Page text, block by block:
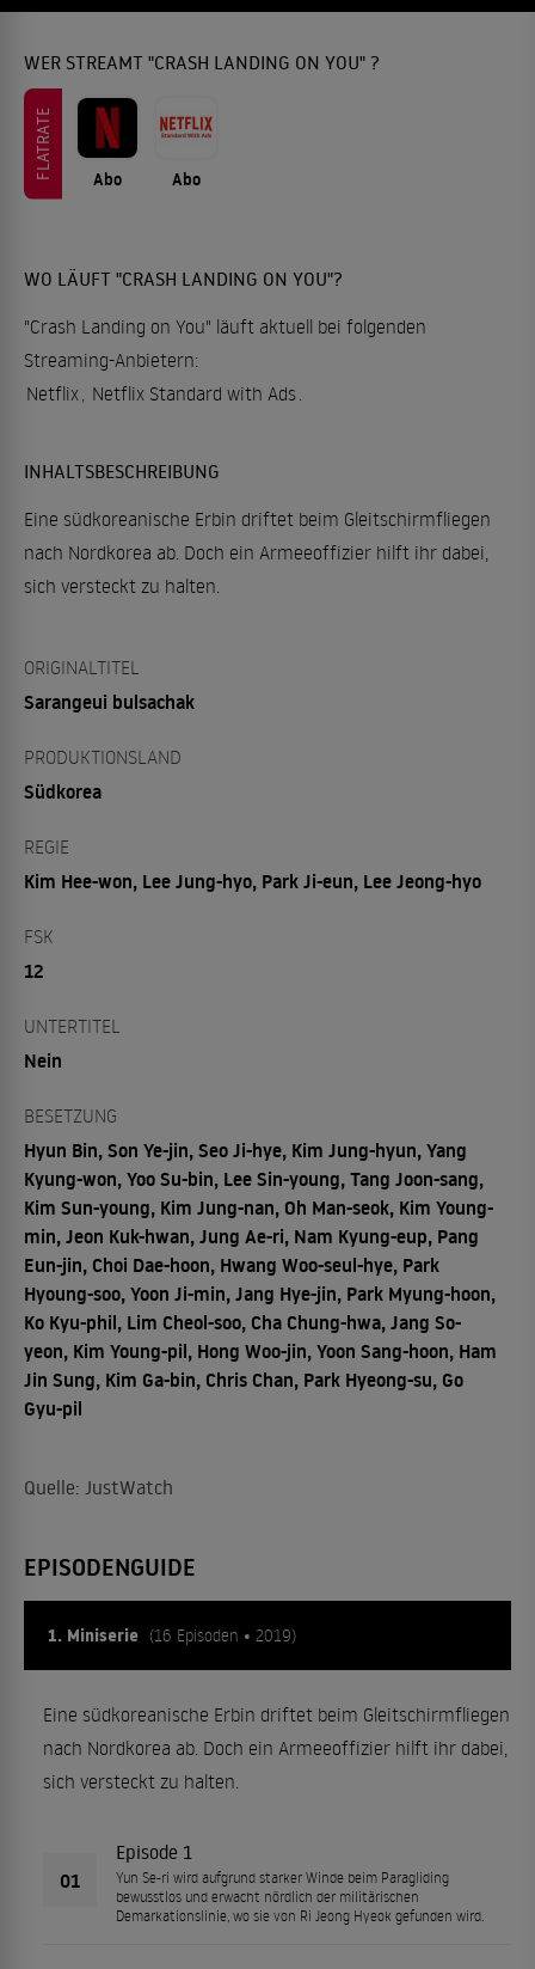
WER STREAMT "CRASH LANDING ON YOU" ?
FLATRATE Abo Abo
WO LÄUFT "CRASH LANDING ON YOU"?
"Crash Landing on You" läuft aktuell bei folgenden
Streaming-Anbietern:
Netflix Netflix Standard with Ads
INHALTSBESCHREIBUNG
Eine südkoreanische Erbin driftet beim Gleitschirmfliegen
nach Nordkorea ab. Doch ein Armeeoffizier hilft ihr dabei,
sich versteckt zu halten.
ORIGINALTITEL
Sarangeui bulsachak
PRODUKTIONSLAND
Südkorea
REGIE
Kim Hee-won, Lee Jung-hyo, Park Ji-eun, Lee Jeong-hyo
FSK
12
UNTERTITEL
Nein
BESETZUNG
Hyun Bin, Son Ye-jin, Seo Ji-hye, Kim Jung-hyun, Yang
Kyung-won, Yoo Su-bin, Lee Sin-young, Tang Joon-sang,
Kim Sun-young, Kim Jung-nan, Oh Man-seok, Kim Young-
min, Jeon Kuk-hwan, Jung Ae-ri, Nam Kyung-eup, Pang
Eun-jin, Choi Dae-hoon, Hwang Woo-seul-hye, Park
Hyoung-soo, Yoon Ji-min, Jang Hye-jin, Park Myung-hoon,
Ko Kyu-phil, Lim Cheol-soo, Cha Chung-hwa, Jang So-
yeon, Kim Young-pil, Hong Woo-jin, Yoon Sang-hoon, Ham
Jin Sung, Kim Ga-bin, Chris Chan, Park Hyeong-su, Go
Gyu-pil
Quelle: JustWatch
EPISODENGUIDE
1. Miniserie (16 Episoden • 2019)
Eine südkoreanische Erbin driftet beim Gleitschirmfliegen
nach Nordkorea ab. Doch ein Armeeoffizier hilft ihr dabei,
sich versteckt zu halten.
01
Episode 1
Yun Se-ri wird aufgrund starker Winde beim Paragliding
bewusstlos und erwacht nördlich der militärischen
Demarkationslinie, wo sie von Ri Jeong Hyeok gefunden wird.